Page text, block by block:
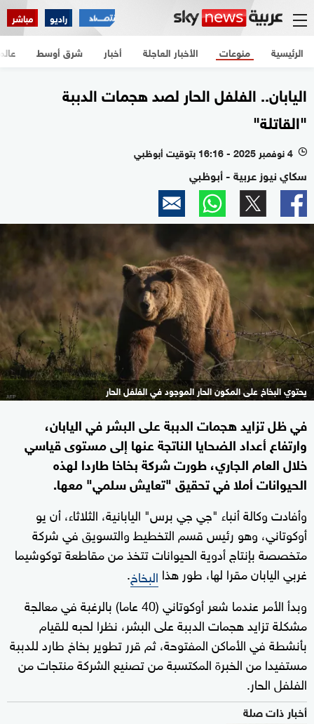
راديو مباشر
الرئيسية الأخبار العاجلة أخبار شرق أوسط منوعات
اليابان.. الفلفل الحار لصد هجمات الدببة
"القاتلة"
l 4 نوفمبر 2025 - 16:16 بتوقيت أبوظبي
سكاي نيوز عربية - أبوظبي
يحتوي البخاخ على المكون الحار الموجود في الفلفل الحار
في ظل تزايد هجمات الدببة على البشر في اليابان،
وارتفاع أعداد الضحايا الناتجة عنها إلى مستوى قياسي
خلال العام الجاري، طورت شركة بخاخا طاردا لهذه
الحيوانات أملا في تحقيق "تعايش سلمي" معها.
وأفادت وكالة أنباء "جي جي برس" اليابانية، الثلاثاء، أن يو
أوكوتاني، وهو رئيس قسم التخطيط والتسويق في شركة
متخصصة بإنتاج أدوية الحيوانات تتخذ من مقاطعة توكوشيما
غربي اليابان مقرا لها، طور هذا البخاخ.
وبدأ الأمر عندما شعر أوكوتاني (40 عاما) بالرغبة في معالجة
مشكلة تزايد هجمات الدببة على البشر، نظرا لحبه للقيام
بأنشطة في الأماكن المفتوحة، ثم قرر تطوير بخاخ طارد للدببة
مستفيدا من الخبرة المكتسبة من تصنيع الشركة منتجات من
الفلفل الحار.
أخبار ذات صلة